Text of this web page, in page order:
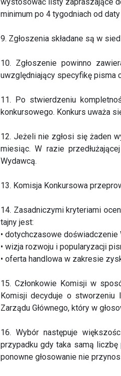
wystosować listy zapraszające
minimum po 4 tygodniach od
9. Zgłoszenia składane są w
10. Zgłoszenie powinno
uwzględniający specyfikę pisma
11. Po stwierdzeniu
konkursowego. Konkurs uważa
12. Jeżeli nie zgłosi się żaden
miesiąc. W razie
Wydawcą.
13. Komisja Konkursowa
14. Zasadniczymi kryteriami
tajny jest:
• dotychczasowe
• wizja rozwoju i popularyzacji
• oferta handlowa w zakresie
15. Członkowie Komisji w
Komisji decyduje o stworzeniu
Zarządu Głównego, który w
16. Wybór następuje
przypadku gdy taka samą liczbę
ponowne głosowanie nie